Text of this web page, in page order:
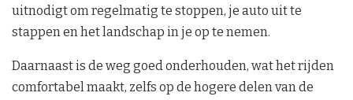
uitnodigt om regelmatig te stoppen, je auto uit te
stappen en het landschap in je op te nemen.
Daarnaast is de weg goed onderhouden, wat het rijden
comfortabel maakt, zelfs op de hogere delen van de